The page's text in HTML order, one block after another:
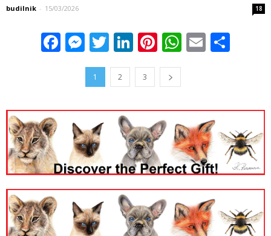
budilnik - 15/03/2026 18
Facebook
Messenger
Twitter
LinkedIn
Pinterest
WhatsApp
Email
1 2 3